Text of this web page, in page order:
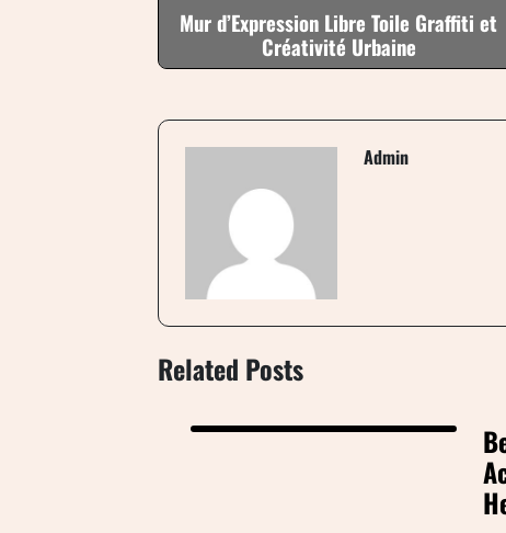
Mur d’Expression Libre Toile Graffiti et
Créativité Urbaine
Admin
Related Posts